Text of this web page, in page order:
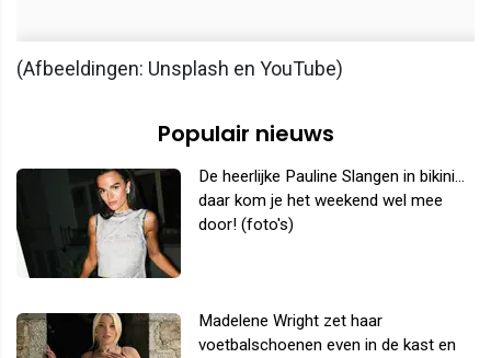
(Afbeeldingen: Unsplash en YouTube)
Populair nieuws
De heerlijke Pauline Slangen in bikini...
daar kom je het weekend wel mee
door! (foto's)
Madelene Wright zet haar
voetbalschoenen even in de kast en